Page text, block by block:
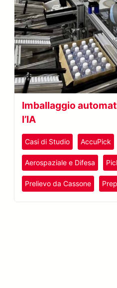
Imballaggio
l’IA
Casi di Studio AccuPick
Aerospaziale e Difesa
Prelievo da Cassone